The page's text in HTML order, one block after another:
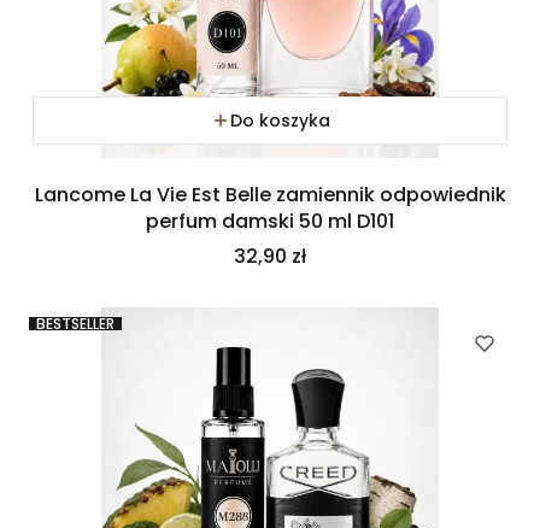
Do koszyka
Lancome La Vie Est Belle zamiennik odpowiednik
perfum damski 50 ml D101
Cena
32,90 zł
BESTSELLER